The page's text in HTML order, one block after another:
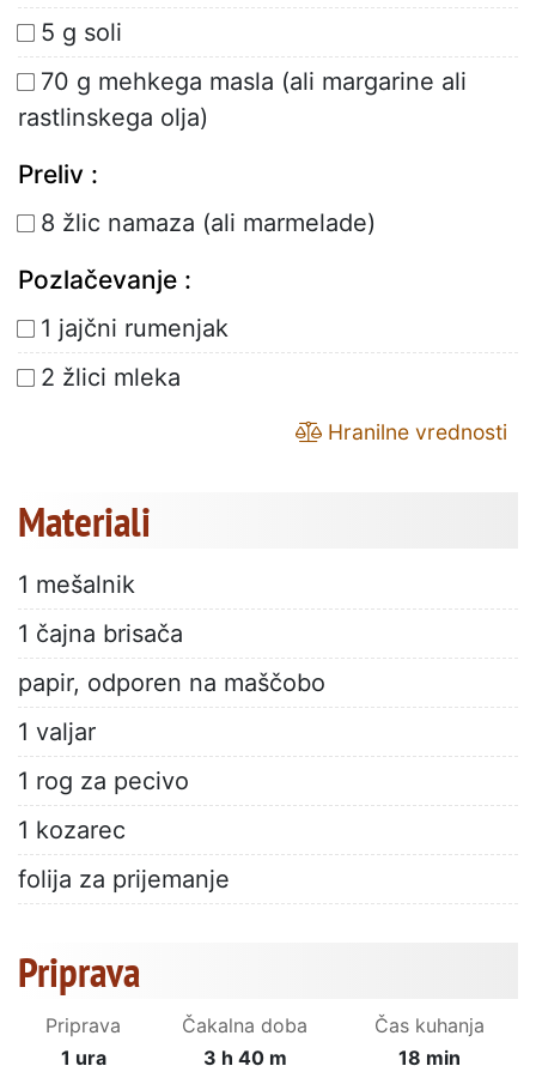
5 g soli
70 g mehkega masla (ali margarine ali
rastlinskega olja)
Preliv :
8 žlic namaza (ali marmelade)
Pozlačevanje :
1 jajčni rumenjak
2 žlici mleka
Hranilne vrednosti
Materiali
1 mešalnik
1 čajna brisača
papir, odporen na maščobo
1 valjar
1 rog za pecivo
1 kozarec
folija za prijemanje
Priprava
Priprava
1 ura
Čakalna doba
3 h 40 m
Čas kuhanja
18 min